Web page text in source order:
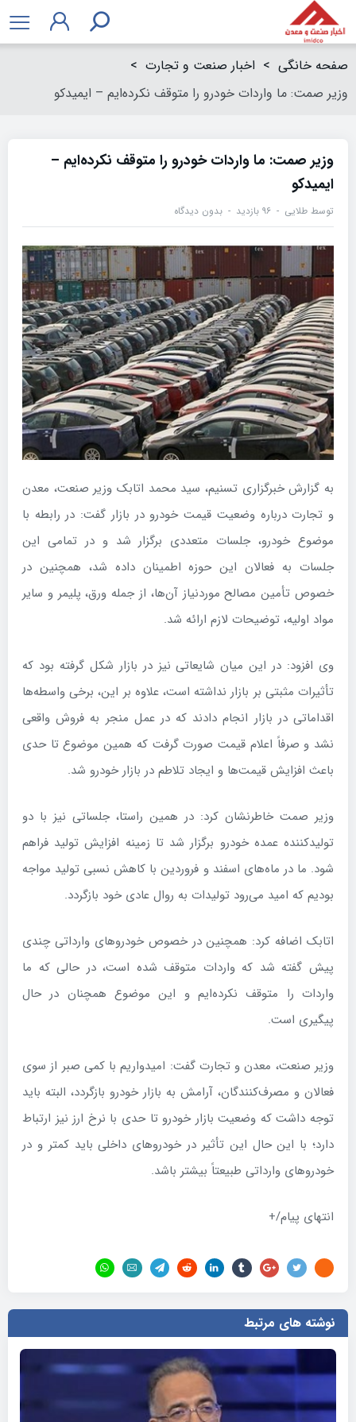
صفحه خانگی > اخبار صنعت و تجارت >
وزیر صمت: ما واردات خودرو را متوقف نکرده‌ایم – ایمیدکو
وزیر صمت: ما واردات خودرو را متوقف نکرده‌ایم –
ایمیدکو
توسط طلایی ۹۶ بازدید بدون دیدگاه
به گزارش خبرگزاری تسنیم، سید محمد اتابک وزیر صنعت، معدن
و تجارت درباره وضعیت قیمت خودرو در بازار گفت: در رابطه با
موضوع خودرو، جلسات متعددی برگزار شد و در تمامی این
جلسات به فعالان این حوزه اطمینان داده شد، همچنین در
خصوص تأمین مصالح موردنیاز آن‌ها، از جمله ورق، پلیمر و سایر
مواد اولیه، توضیحات لازم ارائه شد.
وی افزود: در این میان شایعاتی نیز در بازار شکل گرفته بود که
تأثیرات مثبتی بر بازار نداشته است، علاوه بر این، برخی واسطه‌ها
اقداماتی در بازار انجام دادند که در عمل منجر به فروش واقعی
نشد و صرفاً اعلام قیمت صورت گرفت که همین موضوع تا حدی
باعث افزایش قیمت‌ها و ایجاد تلاطم در بازار خودرو شد.
وزیر صمت خاطرنشان کرد: در همین راستا، جلساتی نیز با دو
تولیدکننده عمده خودرو برگزار شد تا زمینه افزایش تولید فراهم
شود. ما در ماه‌های اسفند و فروردین با کاهش نسبی تولید مواجه
بودیم که امید می‌رود تولیدات به روال عادی خود بازگردد.
اتابک اضافه کرد: همچنین در خصوص خودروهای وارداتی چندی
پیش گفته شد که واردات متوقف شده است، در حالی که ما
واردات را متوقف نکرده‌ایم و این موضوع همچنان در حال
پیگیری است.
وزیر صنعت، معدن و تجارت گفت: امیدواریم با کمی صبر از سوی
فعالان و مصرف‌کنندگان، آرامش به بازار خودرو بازگردد، البته باید
توجه داشت که وضعیت بازار خودرو تا حدی با نرخ ارز نیز ارتباط
دارد؛ با این حال این تأثیر در خودروهای داخلی باید کمتر و در
خودروهای وارداتی طبیعتاً بیشتر باشد.
انتهای پیام/+
نوشته های مرتبط